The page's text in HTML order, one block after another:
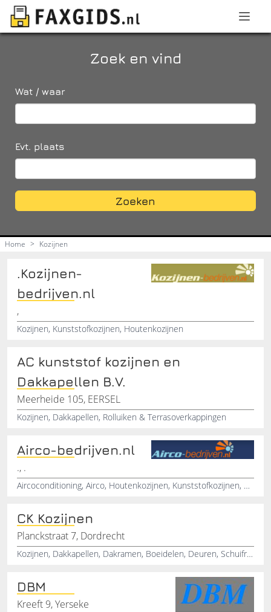
Zoek en vind
Wat / waar
Evt. plaats
Zoeken
Home > Kozijnen
.Kozijnen-
bedrijven.nl
,
Kozijnen, Kunststofkozijnen, Houtenkozijnen
AC kunststof kozijnen en
Dakkapellen B.V.
Meerheide 105, EERSEL
Kozijnen, Dakkapellen, Rolluiken & Terrasoverkappingen
Airco-bedrijven.nl
., .
Aircoconditioning, Airco, Houtenkozijnen, Kunststofkozijnen, Kozijnen
CK Kozijnen
Planckstraat 7, Dordrecht
Kozijnen, Dakkapellen, Dakramen, Boeidelen, Deuren, Schuiframen, Timmeren, Timmerwerk, Dordrecht, Zuid-Holland
DBM
Kreeft 9, Yerseke